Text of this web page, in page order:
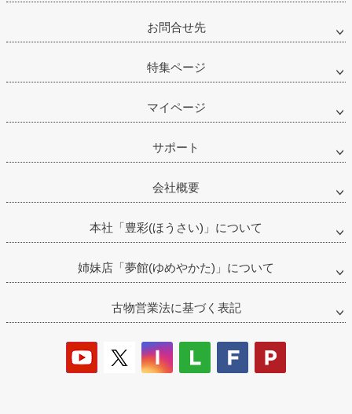
お問合せ先
特集ページ
マイページ
サポート
会社概要
本社「豊彩(ほうさい)」について
姉妹店「夢館(ゆめやかた)」について
古物営業法に基づく表記